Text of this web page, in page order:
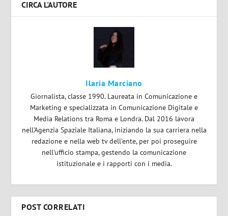
CIRCA L'AUTORE
Ilaria Marciano
Giornalista, classe 1990. Laureata in Comunicazione e
Marketing e specializzata in Comunicazione Digitale e
Media Relations tra Roma e Londra. Dal 2016 lavora
nell'Agenzia Spaziale Italiana, iniziando la sua carriera nella
redazione e nella web tv dell'ente, per poi proseguire
nell'ufficio stampa, gestendo la comunicazione
istituzionale e i rapporti con i media.
POST CORRELATI